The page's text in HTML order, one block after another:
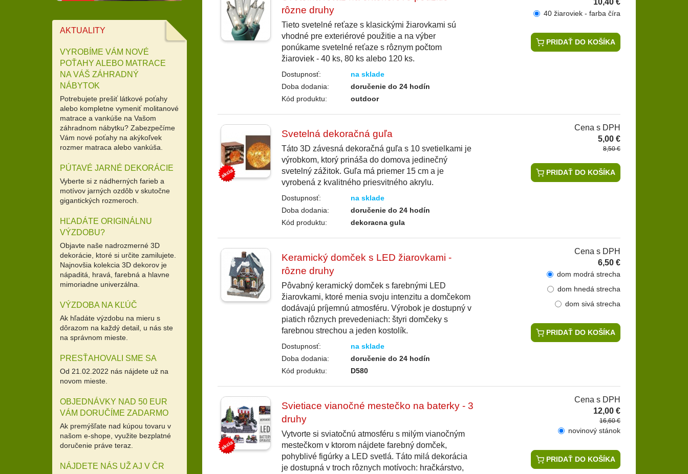
10,40 €
40 žiaroviek - farba číra
PRIDAŤ DO KOŠÍKA
rôzne druhy
Tieto svetelné reťaze s klasickými žiarovkami sú
vhodné pre exteriérové použitie a na výber
ponúkame svetelné reťaze s rôznym počtom
žiaroviek - 40 ks, 80 ks alebo 120 ks.
Dostupnosť:
na sklade
Doba dodania:
doručenie do 24 hodín
Kód produktu:
outdoor
Cena s DPH
5,00 €
8,50 €
PRIDAŤ DO KOŠÍKA
Svetelná dekoračná guľa
Táto 3D závesná dekoračná guľa s 10 svetielkami je
výrobkom, ktorý prináša do domova jedinečný
svetelný zážitok. Guľa má priemer 15 cm a je
vyrobená z kvalitného priesvitného akrylu.
Dostupnosť:
na sklade
Doba dodania:
doručenie do 24 hodín
Kód produktu:
dekoracna gula
Cena s DPH
6,50 €
dom modrá strecha
dom hnedá strecha
dom sivá strecha
PRIDAŤ DO KOŠÍKA
Keramický domček s LED žiarovkami -
rôzne druhy
Pôvabný keramický domček s farebnými LED
žiarovkami, ktoré menia svoju intenzitu a domčekom
dodávajú príjemnú atmosféru. Výrobok je dostupný v
piatich rôznych prevedeniach: štyri domčeky s
farebnou strechou a jeden kostolík.
Dostupnosť:
na sklade
Doba dodania:
doručenie do 24 hodín
Kód produktu:
D580
Cena s DPH
12,00 €
16,60 €
novinový stánok
PRIDAŤ DO KOŠÍKA
Svietiace vianočné mestečko na baterky - 3
druhy
Vytvorte si sviatočnú atmosféru s milým vianočným
mestečkom v ktorom nájdete farebný domček,
pohyblivé figúrky a LED svetlá. Táto milá dekorácia
je dostupná v troch rôznych motívoch: hračkárstvo,
AKTUALITY
VYROBÍME VÁM NOVÉ
POŤAHY ALEBO MATRACE
NA VÁŠ ZÁHRADNÝ
NÁBYTOK
Potrebujete prešiť látkové poťahy
alebo kompletne vymeniť molitanové
matrace a vankúše na Vašom
záhradnom nábytku? Zabezpečíme
Vám nové poťahy na akýkoľvek
rozmer matraca alebo vankúša.
PÚTAVÉ JARNÉ DEKORÁCIE
Vyberte si z nádherných farieb a
motívov jarných ozdôb v skutočne
gigantických rozmeroch.
HĽADÁTE ORIGINÁLNU
VÝZDOBU?
Objavte naše nadrozmerné 3D
dekorácie, ktoré si určite zamilujete.
Najnovšia kolekcia 3D dekorov je
nápaditá, hravá, farebná a hlavne
mimoriadne univerzálna.
VÝZDOBA NA KĽÚČ
Ak hľadáte výzdobu na mieru s
dôrazom na každý detail, u nás ste
na správnom mieste.
PRESŤAHOVALI SME SA
Od 21.02.2022 nás nájdete už na
novom mieste.
OBJEDNÁVKY NAD 50 EUR
VÁM DORUČÍME ZADARMO
Ak premýšľate nad kúpou tovaru v
našom e-shope, využite bezplatné
doručenie práve teraz.
NÁJDETE NÁS UŽ AJ V ČR